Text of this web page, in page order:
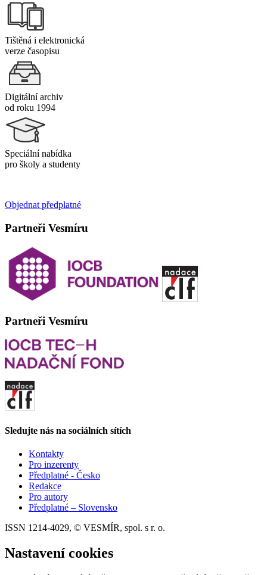
Tištěná i elektronická
verze časopisu
Digitální archiv
od roku 1994
Speciální nabídka
pro školy a studenty
Objednat předplatné
Partneři Vesmíru
Partneři Vesmíru
Sledujte nás na sociálních sítích
Kontakty
Pro inzerenty
Předplatné - Česko
Redakce
Pro autory
Předplatné – Slovensko
ISSN 1214-4029, © VESMÍR, spol. s r. o.
Nastavení cookies